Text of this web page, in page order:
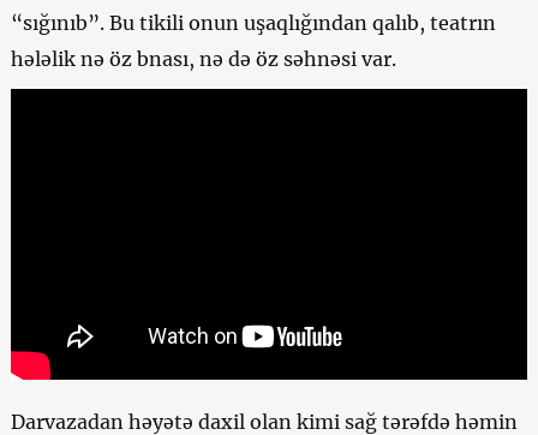
“sığınıb”. Bu tikili onun uşaqlığından qalıb, teatrın
hələlik nə öz bnası, nə də öz səhnəsi var.
Darvazadan həyətə daxil olan kimi sağ tərəfdə həmin